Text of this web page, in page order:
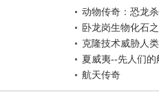
动物传奇：恐龙
卧龙岗生物化石
克隆技术威胁人
夏威夷--先人们的
航天传奇